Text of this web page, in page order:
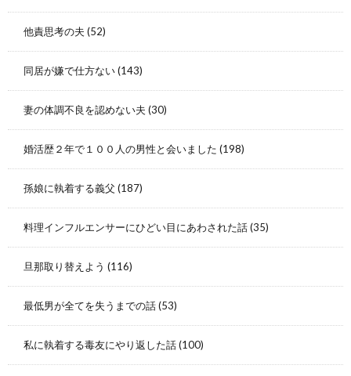
他責思考の夫 (52)
同居が嫌で仕方ない(143)
妻の体調不良を認めない夫 (30)
婚活歴２年で１００人の男性と会いました (198)
孫娘に執着する義父 (187)
料理インフルエンサーにひどい目にあわされた話(35)
旦那取り替えよう (116)
最低男が全てを失うまでの話(53)
私に執着する毒友にやり返した話(100)